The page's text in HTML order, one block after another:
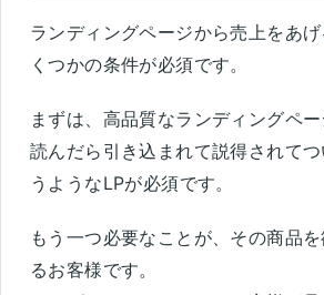
ランディングページから売上をあ
くつかの条件が必須です。
まずは、高品質なランディングペー
読んだら引き込まれて説得されてつ
うようなLPが必須です。
もう一つ必要なことが、その商品
るお客様です。